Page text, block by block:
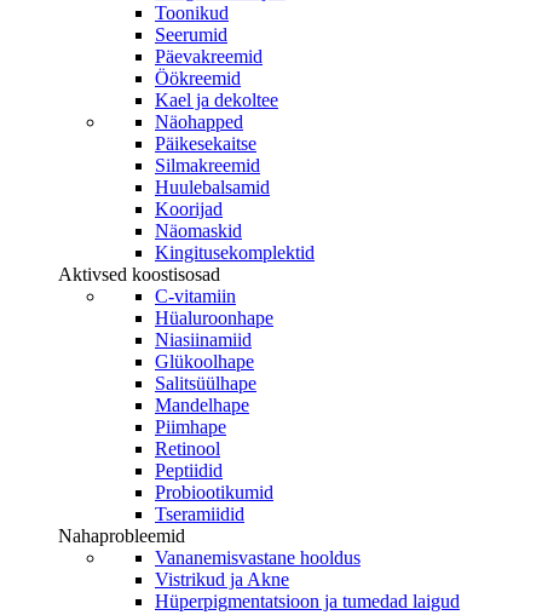
Toonikud
Seerumid
Päevakreemid
Öökreemid
Kael ja dekoltee
Näohapped
Päikesekaitse
Silmakreemid
Huulebalsamid
Koorijad
Näomaskid
Kingitusekomplektid
Aktivsed koostisosad
C-vitamiin
Hüaluroonhape
Niasiinamiid
Glükoolhape
Salitsüülhape
Mandelhape
Piimhape
Retinool
Peptiidid
Probiootikumid
Tseramiidid
Nahaprobleemid
Vananemisvastane hooldus
Vistrikud ja Akne
Hüperpigmentatsioon ja tumedad laigud